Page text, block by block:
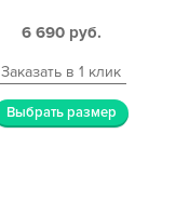
6 690 руб.
Заказать в 1 клик
Выбрать размер